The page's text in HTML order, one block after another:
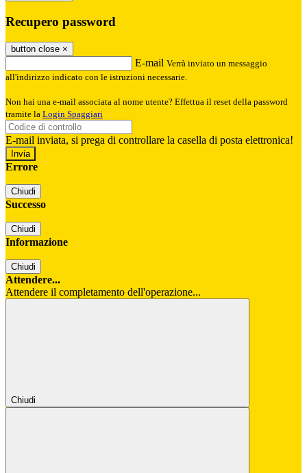
Recupero password
button close ×
E-mail Verrà inviato un messaggio
all'indirizzo indicato con le istruzioni necessarie.
Non hai una e-mail associata al nome utente? Effettua il reset della password
tramite la Login Spaggiari
E-mail inviata, si prega di controllare la casella di posta elettronica!
Errore
Chiudi
Successo
Chiudi
Informazione
Chiudi
Attendere...
Attendere il completamento dell'operazione...
Chiudi